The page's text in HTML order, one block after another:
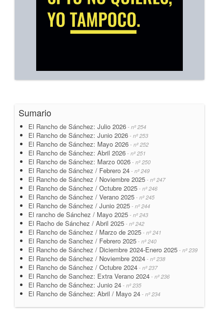
Sumario
El Rancho de Sánchez: Julio 2026 - nº 254
El Rancho de Sánchez: Junio 2026 - nº 253
El Rancho de Sánchez: Mayo 2026 - nº 252
El Rancho de Sánchez: Abril 2026 - nº 251
El Rancho de Sánchez: Marzo 0026 - nº 250
El Rancho de Sánchez / Febrero 24 - nº 249
El Rancho de Sánchez / Noviembre 2025 - nº 247
El Rancho de Sánchez / Octubre 2025 - nº 246
El Rancho de Sánchez / Verano 2025 - nº 245
El Rancho de Sánchez / Junio 2025 - nº 244
El rancho de Sánchez / Mayo 2025 - nº 243
El Racho de Sánchez / Abril 2025 - nº 242
El Rancho de Sánchez / Marzo de 2025 - nº 241
El Rancho de Sanchez / Febrero 2025 - nº 240
El Rancho de Sánchez / Diciembre 2024-Enero 2025 - nº 239
El Rancho de Sánchez / Noviembre 2024 - nº 238
El Rancho de Sánchez / Octubre 2024 - nº 237
El Rancho de Sanchez: Extra Verano 2024 - nº 236
El Rancho de Sánchez: Junio 24 - nº 235
El Rancho de Sánchez: Abril / Mayo 24 - nº 234